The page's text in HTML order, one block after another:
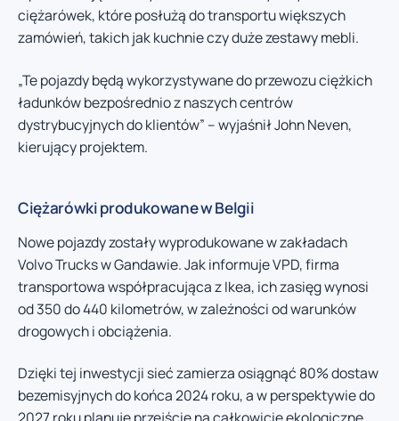
ciężarówek, które posłużą do transportu większych
zamówień, takich jak kuchnie czy duże zestawy mebli.
„Te pojazdy będą wykorzystywane do przewozu ciężkich
ładunków bezpośrednio z naszych centrów
dystrybucyjnych do klientów” – wyjaśnił John Neven,
kierujący projektem.
Ciężarówki produkowane w Belgii
Nowe pojazdy zostały wyprodukowane w zakładach
Volvo Trucks w Gandawie. Jak informuje VPD, firma
transportowa współpracująca z Ikea, ich zasięg wynosi
od 350 do 440 kilometrów, w zależności od warunków
drogowych i obciążenia.
Dzięki tej inwestycji sieć zamierza osiągnąć 80% dostaw
bezemisyjnych do końca 2024 roku, a w perspektywie do